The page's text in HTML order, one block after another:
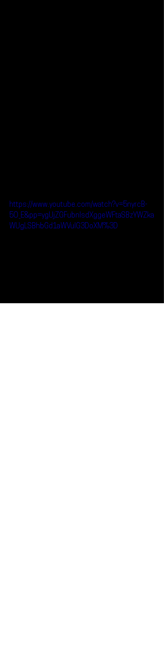
https://www.youtube.com/watch?v=5nyrcB-
5O_E&pp=ygUjZGFubnlsdXggeWFtaSBzYWZka
WUgLSBhbGd1aWVuIG3DoXM%3D